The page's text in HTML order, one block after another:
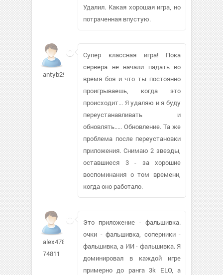
Удалил. Какая хорошая игра, но
потраченная впустую.
antyb29896
Супер классная игра! Пока
сервера не начали падать во
время боя и что ты постоянно
проигрываешь, когда это
происходит... Я удаляю и я буду
переустанавливать и
обновлять..... Обновление. Та же
проблема после переустановки
приложения. Снимаю 2 звезды,
оставшиеся 3 - за хорошие
воспоминания о том времени,
когда оно работало.
alex478-
74811
Это приложение - фальшивка.
очки - фальшивка, соперники -
фальшивка, а ИИ - фальшивка. Я
доминировал в каждой игре
примерно до ранга 3k ELO, а